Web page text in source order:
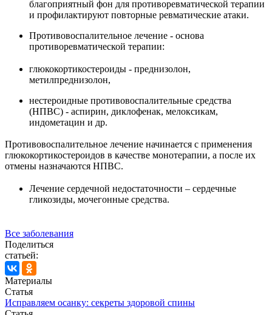
благоприятный фон для противоревматической терапии
и профилактируют повторные ревматические атаки.
Противовоспалительное лечение - основа
противоревматической терапии:
глюкокортикостероиды - преднизолон,
метилпреднизолон,
нестероидные противовоспалительные средства
(НПВС) - аспирин, диклофенак, мелоксикам,
индометацин и др.
Противовоспалительное лечение начинается с применения
глюкокортикостероидов в качестве монотерапии, а после их
отмены назначаются НПВС.
Лечение сердечной недостаточности – сердечные
гликозиды, мочегонные средства.
Все заболевания
Поделиться
статьей:
Материалы
Статья
Исправляем осанку: секреты здоровой спины